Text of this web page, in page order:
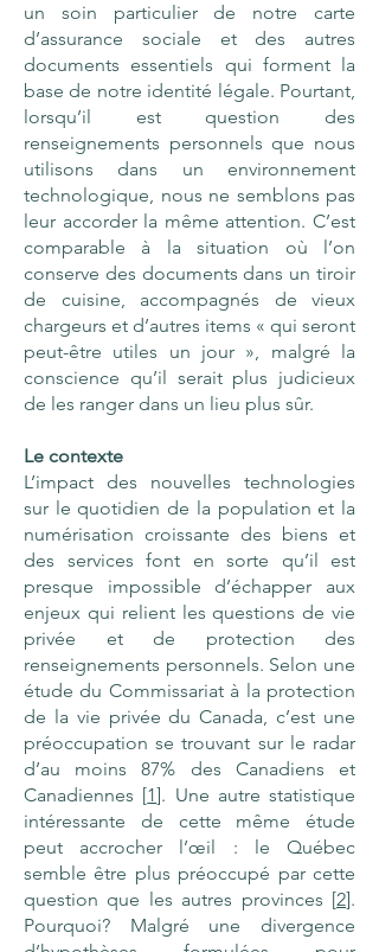
un soin particulier de notre carte
d’assurance sociale et des autres
documents essentiels qui forment la
base de notre identité légale. Pourtant,
lorsqu’il est question des
renseignements personnels que nous
utilisons dans un environnement
technologique, nous ne semblons pas
leur accorder la même attention. C’est
comparable à la situation où l’on
conserve des documents dans un tiroir
de cuisine, accompagnés de vieux
chargeurs et d’autres items « qui seront
peut-être utiles un jour », malgré la
conscience qu’il serait plus judicieux
de les ranger dans un lieu plus sûr.
Le contexte
L’impact des nouvelles technologies
sur le quotidien de la population et la
numérisation croissante des biens et
des services font en sorte qu’il est
presque impossible d’échapper aux
enjeux qui relient les questions de vie
privée et de protection des
renseignements personnels. Selon une
étude du Commissariat à la protection
de la vie privée du Canada, c’est une
préoccupation se trouvant sur le radar
d’au moins 87% des Canadiens et
Canadiennes [1]. Une autre statistique
intéressante de cette même étude
peut accrocher l’œil : le Québec
semble être plus préoccupé par cette
question que les autres provinces [2].
Pourquoi? Malgré une divergence